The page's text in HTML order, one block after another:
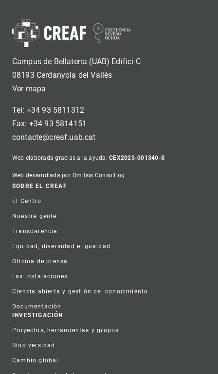
Campus de Bellaterra (UAB) Edifici C
08193 Cerdanyola del Vallès
Ver mapa
Tel: +34 93 5811312
Fax: +34 93 5814151
contacte@creaf.uab.cat
Web elaborada gracias a la ayuda:CEX2023-001340-S
Web desarrollada por Omitsis Consulting
Footer
SOBRE EL CREAF
El Centro
Nuestra gente
Transparencia
Equidad, diversidad e igualdad
Oficina de prensa
Las instalaciones
Ciencia abierta y gestión del conocimiento
Documentación
INVESTIGACIÓN
Proyectos, herramientas y grupos
Biodiversidad
Cambio global